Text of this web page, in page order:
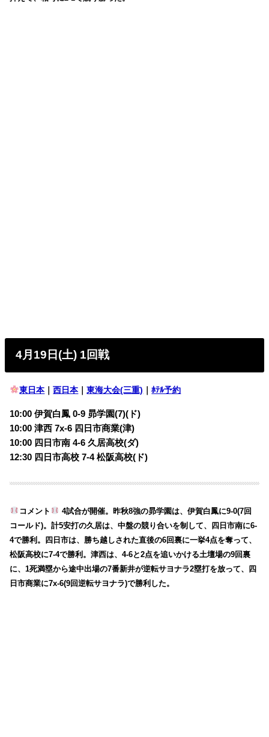
4月19日(土) 1回戦
東日本｜西日本｜東海大会(三重) ｜ﾎﾃﾙ予約
10:00 伊賀白鳳 0-9 昴学園(7)(ド)
10:00 津西 7x-6 四日市商業(津)
10:00 四日市南 4-6 久居高校(ダ)
12:30 四日市高校 7-4 松阪高校(ド)
コメント
4試合が開催。昨秋8強の昴学園は、伊賀白鳳に9-0(7回
コールド)。計5安打の久居は、中盤の競り合いを制して、四日市南に6-
4で勝利。四日市は、勝ち越しされた直後の6回裏に一挙4点を奪って、
松阪高校に7-4で勝利。津西は、4-6と2点を追いかける土壇場の9回裏
に、1死満塁から途中出場の7番新井が逆転サヨナラ2塁打を放って、四
日市商業に7x-6(9回逆転サヨナラ)で勝利した。